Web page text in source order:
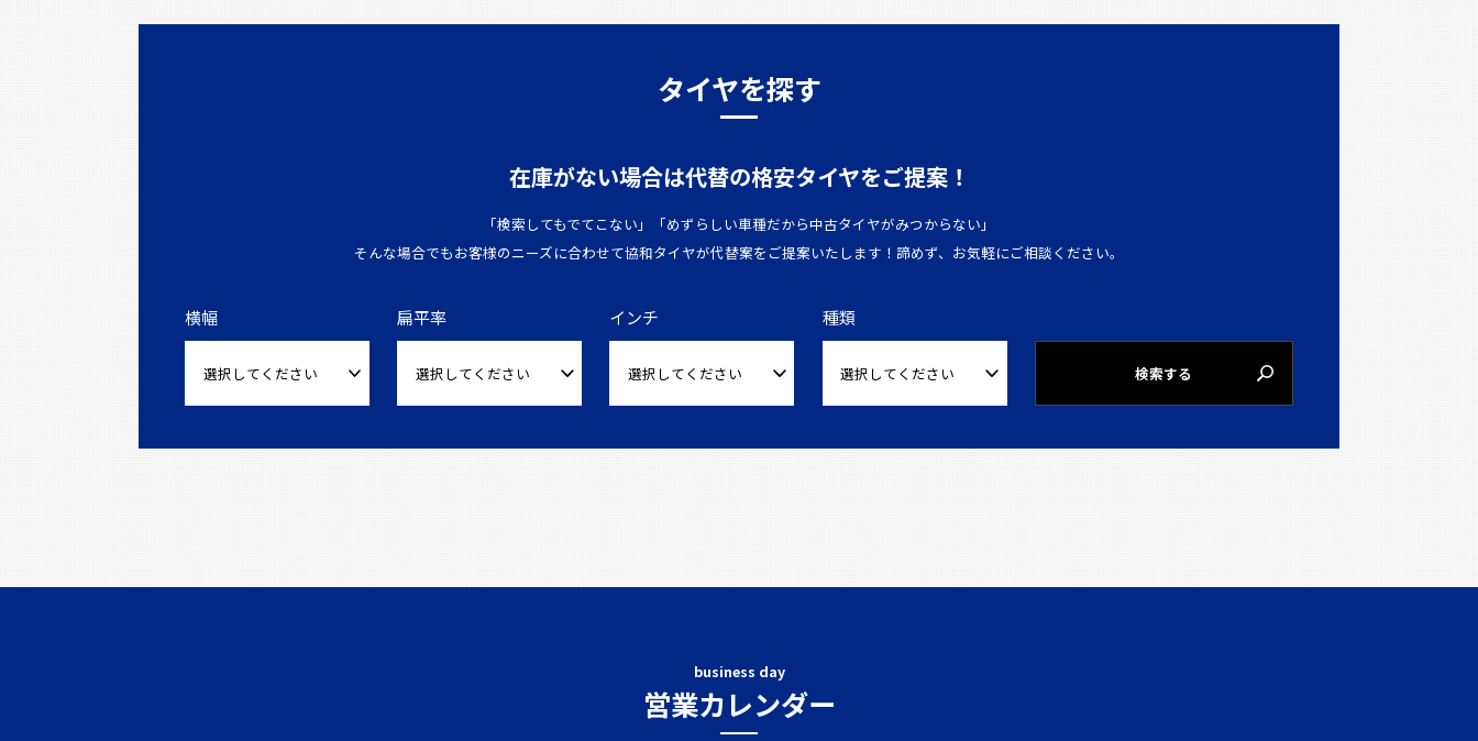
タイヤを探す
在庫がない場合は代替の格安タイヤをご提案！
「検索してもでてこない」「めずらしい車種だから中古タイヤがみつからない」
そんな場合でもお客様のニーズに合わせて協和タイヤが代替案をご提案いたします！諦めず、お気軽にご相談ください。
横幅 扁平率 インチ 種類
検索する
business day
営業カレンダー